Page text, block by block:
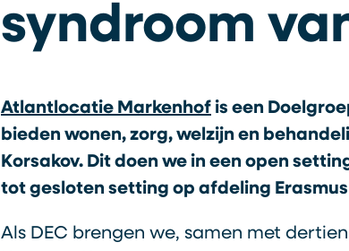
syndroom
Atlantlocatie Markenhof is een
bieden wonen, zorg, welzijn en
Korsakov. Dit doen we in een open
tot gesloten setting op afdeling
Als DEC brengen we, samen met